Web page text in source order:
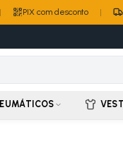
| PIX com desconto |